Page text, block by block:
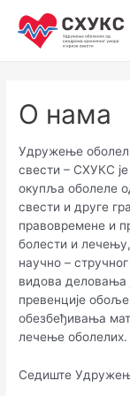
садржај
О нама
Удружење
свести – СХУКС
окупља оболеле
свести и друге
правовремене и
болести и
научно –
видова деловања
превенције
обезбеђивања
лечење оболелих.
Седиште